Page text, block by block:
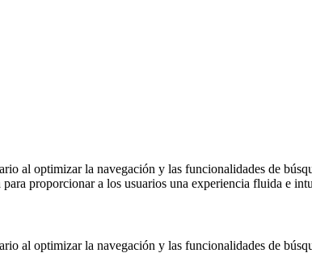
al optimizar la navegación y las funcionalidades de
proporcionar a los usuarios una experiencia fluida e
al optimizar la navegación y las funcionalidades de